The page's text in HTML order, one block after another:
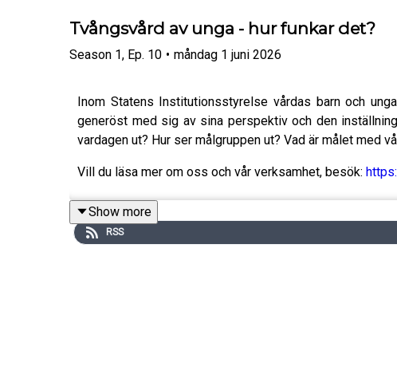
Tvångsvård av unga - hur funkar det?
Season 1, Ep. 10 • måndag 1 juni 2026
Inom Statens Institutionsstyrelse vårdas barn och
generöst med sig av sina perspektiv och den
vardagen ut? Hur ser målgruppen ut? Vad är målet med
Vill du läsa mer om oss och vår verksamhet, besök:
Show more
RSS